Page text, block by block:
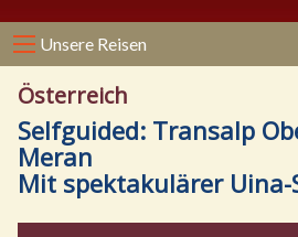
Unsere Reisen
Österreich
Selfguided: Transalp
Meran
Mit spektakulärer Uina-